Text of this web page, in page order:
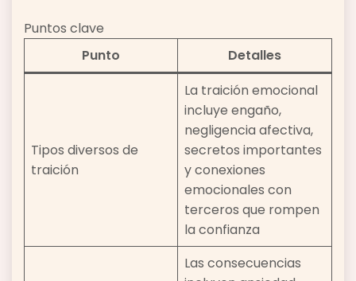
Puntos clave
Punto
Detalles
Tipos diversos de
traición
La traición emocional
incluye engaño,
negligencia afectiva,
secretos importantes
y conexiones
emocionales con
terceros que rompen
la confianza
Las consecuencias